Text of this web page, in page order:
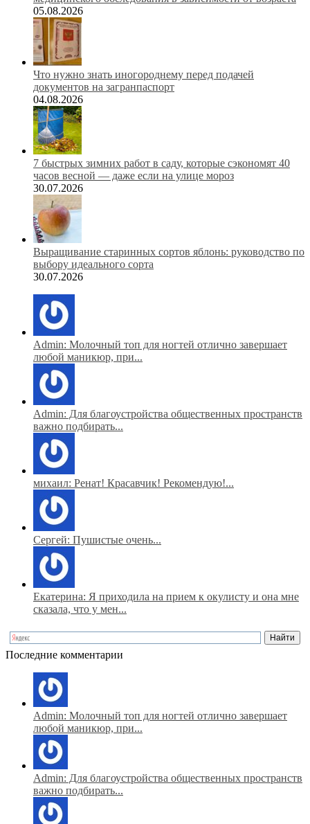
05.08.2026
Что нужно знать иногороднему перед подачей
документов на загранпаспорт
04.08.2026
7 быстрых зимних работ в саду, которые сэкономят 40
часов весной — даже если на улице мороз
30.07.2026
Выращивание старинных сортов яблонь: руководство по
выбору идеального сорта
30.07.2026
Admin: Молочный топ для ногтей отлично завершает
любой маникюр, при...
Admin: Для благоустройства общественных пространств
важно подбирать...
михаил: Ренат! Красавчик! Рекомендую!...
Сергей: Пушистые очень...
Екатерина: Я приходила на прием к окулисту и она мне
сказала, что у мен...
Последние комментарии
Admin: Молочный топ для ногтей отлично завершает
любой маникюр, при...
Admin: Для благоустройства общественных пространств
важно подбирать...